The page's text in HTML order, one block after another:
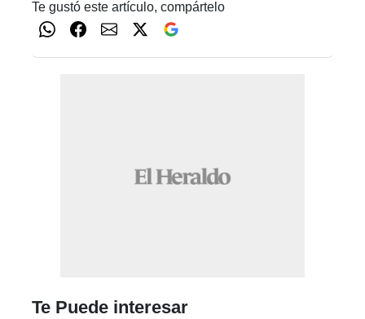
Te gustó este artículo, compártelo
Te Puede interesar